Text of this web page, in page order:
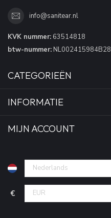
info@sanitear.nl
KVK nummer: 63514818
btw-nummer: NL002415984B28
CATEGORIEËN
INFORMATIE
MIJN ACCOUNT
€